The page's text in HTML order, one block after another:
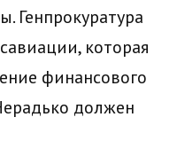
Генпрокуратура
которая
финансового
должен